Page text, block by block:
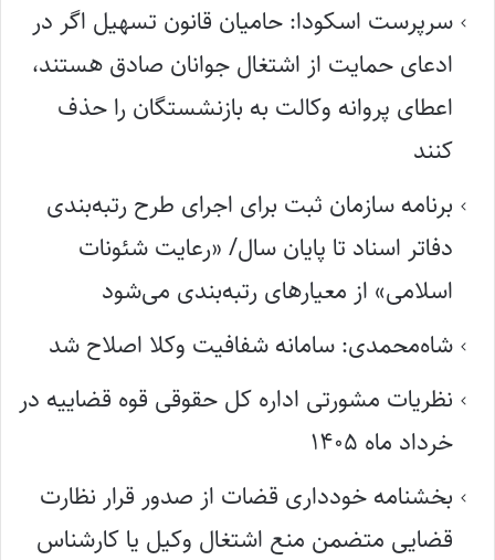
سرپرست اسکودا: حامیان قانون تسهیل اگر در
ادعای حمایت از اشتغال جوانان صادق هستند،
اعطای پروانه وکالت به بازنشستگان را حذف
کنند
برنامه سازمان ثبت برای اجرای طرح رتبه‌بندی
دفاتر اسناد تا پایان سال/ «رعایت شئونات
اسلامی» از معیارهای رتبه‌بندی می‌شود
شاه‌محمدی: سامانه شفافیت وکلا اصلاح شد
نظریات مشورتی اداره کل حقوقی قوه قضاییه در
خرداد ماه ۱۴۰۵
بخشنامه خودداری قضات از صدور قرار نظارت
قضایی متضمن منع اشتغال وکیل یا کارشناس